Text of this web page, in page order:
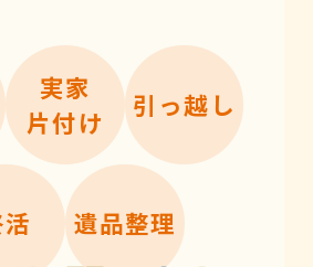
実家
片付け
引っ越し
遺品整理